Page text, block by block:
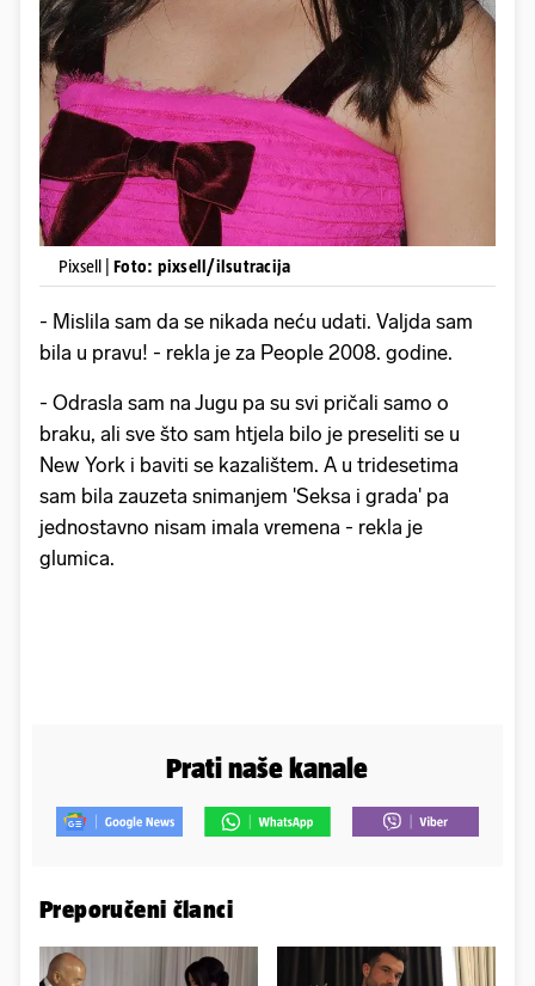
Pixsell | Foto: pixsell/ilsutracija
- Mislila sam da se nikada neću udati. Valjda sam
bila u pravu! - rekla je za People 2008. godine.
- Odrasla sam na Jugu pa su svi pričali samo o
braku, ali sve što sam htjela bilo je preseliti se u
New York i baviti se kazalištem. A u tridesetima
sam bila zauzeta snimanjem 'Seksa i grada' pa
jednostavno nisam imala vremena - rekla je
glumica.
Prati naše kanale
Preporučeni članci